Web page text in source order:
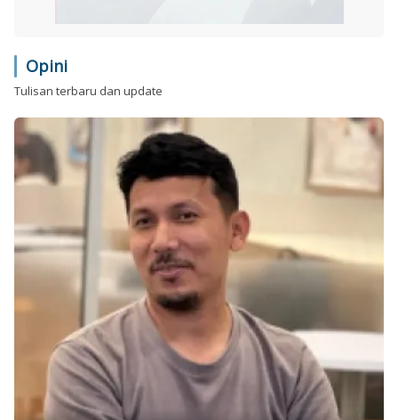
Opini
Tulisan terbaru dan update